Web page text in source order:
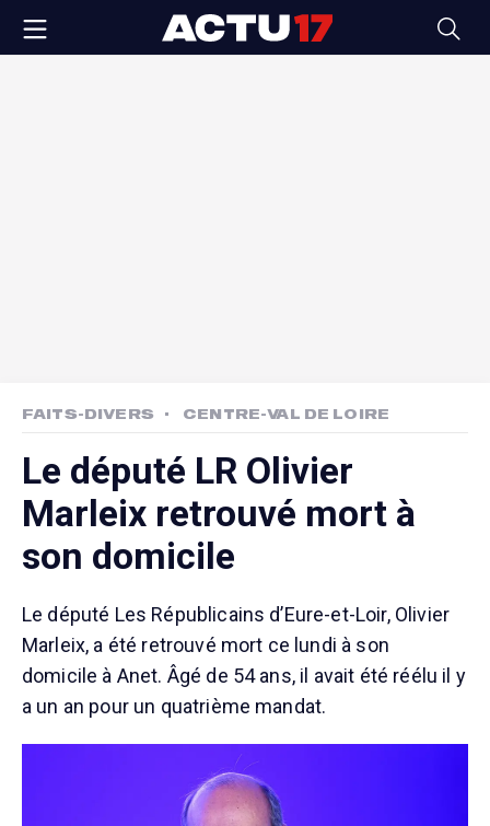
FAITS-DIVERS CENTRE-VAL DE LOIRE
Le député LR Olivier
Marleix retrouvé mort à
son domicile
Le député Les Républicains d’Eure-et-Loir, Olivier
Marleix, a été retrouvé mort ce lundi à son
domicile à Anet. Âgé de 54 ans, il avait été réélu il y
a un an pour un quatrième mandat.